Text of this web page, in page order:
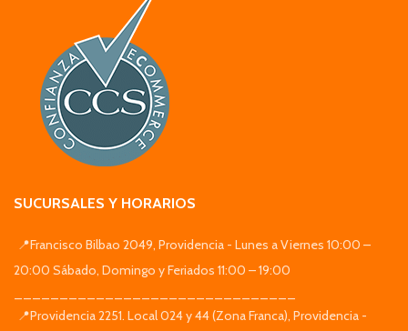
SUCURSALES Y HORARIOS
📍Francisco Bilbao 2049, Providencia - Lunes a Viernes 10:00 –
20:00 Sábado, Domingo y Feriados 11:00 – 19:00
📍Providencia 2251. Local 024 y 44 (Zona Franca), Providencia -